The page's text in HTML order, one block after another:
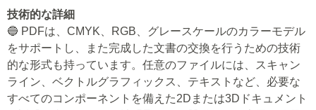
技術的な詳細
🔵 PDFは、CMYK、RGB、グレースケールのカラーモデル
をサポートし、また完成した文書の交換を行うための技術
的な形式も持っています。任意のファイルには、スキャン
ライン、ベクトルグラフィックス、テキストなど、必要な
すべてのコンポーネントを備えた2Dまたは3Dドキュメント